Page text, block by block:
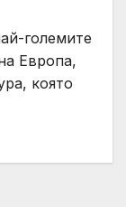
големите
Европа,
която